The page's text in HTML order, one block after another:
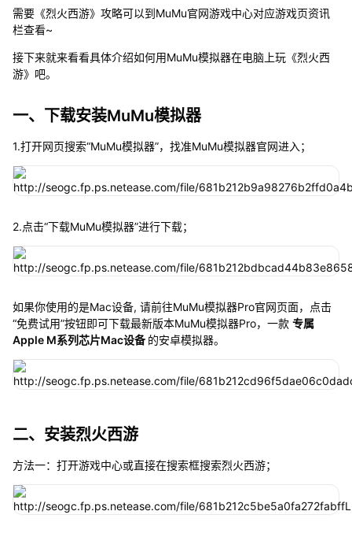
需要《烈火西游》攻略可以到MuMu官网游戏中心对应游戏页资讯
栏查看~
接下来就来看看具体介绍如何用MuMu模拟器在电脑上玩《烈火西
游》吧。
一、下载安装MuMu模拟器
1.打开网页搜索“MuMu模拟器”，找准MuMu模拟器官网进入；
2.点击“下载MuMu模拟器”进行下载；
如果你使用的是Mac设备, 请前往MuMu模拟器Pro官网页面，点击
“免费试用”按钮即可下载最新版本MuMu模拟器Pro，一款 专属
Apple M系列芯片Mac设备的安卓模拟器。
二、安装烈火西游
方法一：打开游戏中心或直接在搜索框搜索烈火西游；